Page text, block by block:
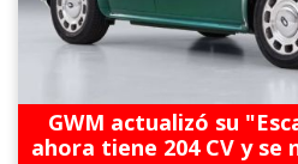
GWM actualizó su
ahora tiene 204 CV y se